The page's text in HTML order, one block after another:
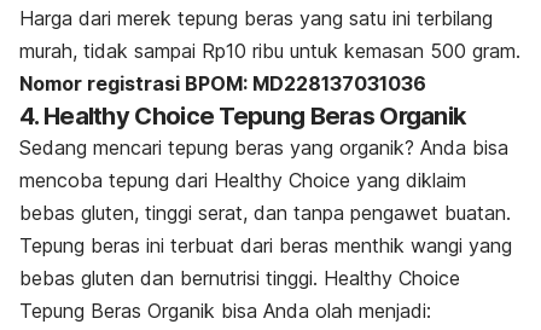
Harga dari merek tepung beras yang satu ini terbilang
murah, tidak sampai Rp10 ribu untuk kemasan 500 gram.
Nomor registrasi BPOM: MD228137031036
4. Healthy Choice Tepung Beras Organik
Sedang mencari tepung beras yang organik? Anda bisa
mencoba tepung dari Healthy Choice yang diklaim
bebas gluten, tinggi serat, dan tanpa pengawet buatan.
Tepung beras ini terbuat dari beras menthik wangi yang
bebas gluten dan bernutrisi tinggi. Healthy Choice
Tepung Beras Organik bisa Anda olah menjadi: